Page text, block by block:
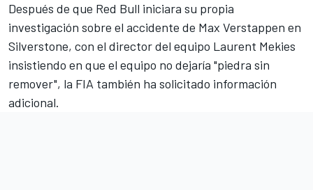
Después de que Red Bull iniciara su propia
investigación sobre el accidente de Max Verstappen en
Silverstone, con el director del equipo Laurent Mekies
insistiendo en que el equipo no dejaría "piedra sin
remover", la FIA también ha solicitado información
adicional.